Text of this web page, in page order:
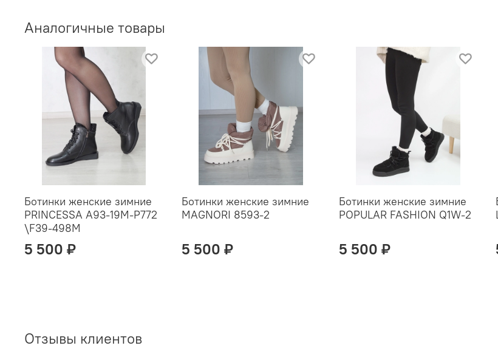
Аналогичные товары
Ботинки женские зимние
PRINCESSA A93-19M-P772
\F39-498M
5 500 ₽
Ботинки женские зимние
MAGNORI 8593-2
5 500 ₽
Ботинки женские зимние
POPULAR FASHION Q1W-2
5 500 ₽
Отзывы клиентов